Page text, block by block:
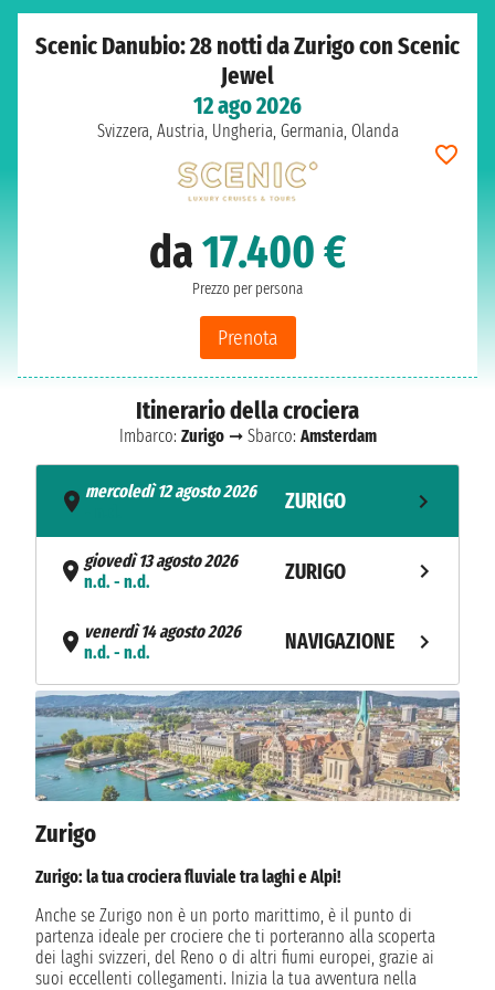
Scenic Danubio: 28 notti da Zurigo con Scenic
Jewel
12 ago 2026
Svizzera, Austria, Ungheria, Germania, Olanda
da17.400 €
Prezzo per persona
Prenota
Itinerario della crociera
Imbarco: Zurigo➞ Sbarco: Amsterdam
mercoledì 12 agosto 2026
ZURIGO
giovedì 13 agosto 2026
n.d. - n.d.
ZURIGO
venerdì 14 agosto 2026
n.d. - n.d.
NAVIGAZIONE
sabato 15 agosto 2026
n.d. - n.d.
NAVIGAZIONE
domenica 16 agosto 2026
n.d. - n.d.
NAVIGAZIONE
lunedì 17 agosto 2026
martedì 18 agosto 2026
n.d. - n.d.
BASILEA
mercoledì 19 agosto 2026
Zurigo
Zurigo: la tua crociera fluviale tra laghi e Alpi!
Anche se Zurigo non è un porto marittimo, è il punto di
partenza ideale per crociere che ti porteranno alla scoperta
dei laghi svizzeri, del Reno o di altri fiumi europei, grazie ai
suoi eccellenti collegamenti. Inizia la tua avventura nella